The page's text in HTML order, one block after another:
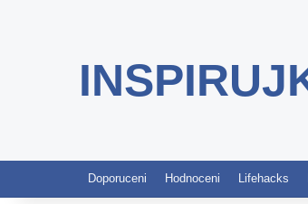
Doporuceni Hodnoceni Lifehacks